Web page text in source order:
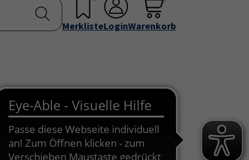
"Programm"Submenu for "Außenstellen"
Service & Info Submenu for "Service & Info"
Über uns
MerklisteLoginWarenkorb
Onlinekurse